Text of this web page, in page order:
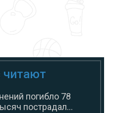
читают
погибло 78
пострадал...